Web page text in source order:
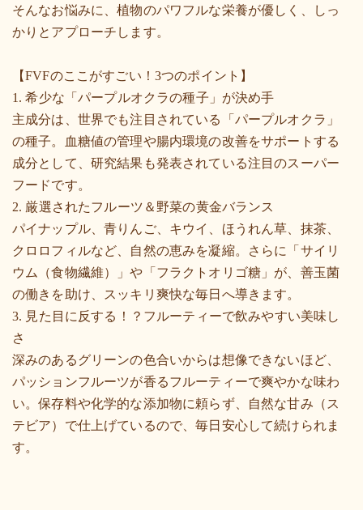
そんなお悩みに、植物のパワフルな栄養が優しく、しっ
かりとアプローチします。
【FVFのここがすごい！3つのポイント】
1. 希少な「パープルオクラの種子」が決め手
主成分は、世界でも注目されている「パープルオクラ」
の種子。血糖値の管理や腸内環境の改善をサポートする
成分として、研究結果も発表されている注目のスーパー
フードです。
2. 厳選されたフルーツ＆野菜の黄金バランス
パイナップル、青りんご、キウイ、ほうれん草、抹茶、
クロロフィルなど、自然の恵みを凝縮。さらに「サイリ
ウム（食物繊維）」や「フラクトオリゴ糖」が、善玉菌
の働きを助け、スッキリ爽快な毎日へ導きます。
3. 見た目に反する！？フルーティーで飲みやすい美味し
さ
深みのあるグリーンの色合いからは想像できないほど、
パッションフルーツが香るフルーティーで爽やかな味わ
い。保存料や化学的な添加物に頼らず、自然な甘み（ス
テビア）で仕上げているので、毎日安心して続けられま
す。